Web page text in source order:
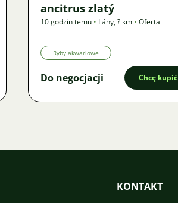
ancitrus zlatý
10 godzin temu • Lány,? km • Oferta
Ryby akwariowe
Do negocjacji Chcę kupić
KONTAKT